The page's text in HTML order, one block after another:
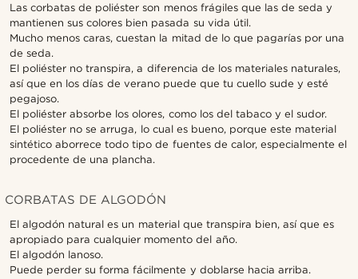
Las corbatas de poliéster son menos frágiles que las de seda y
mantienen sus colores bien pasada su vida útil.
Mucho menos caras, cuestan la mitad de lo que pagarías por una
de seda.
El poliéster no transpira, a diferencia de los materiales naturales,
así que en los días de verano puede que tu cuello sude y esté
pegajoso.
El poliéster absorbe los olores, como los del tabaco y el sudor.
El poliéster no se arruga, lo cual es bueno, porque este material
sintético aborrece todo tipo de fuentes de calor, especialmente el
procedente de una plancha.
CORBATAS DE ALGODÓN
El algodón natural es un material que transpira bien, así que es
apropiado para cualquier momento del año.
El algodón lanoso.
Puede perder su forma fácilmente y doblarse hacia arriba.